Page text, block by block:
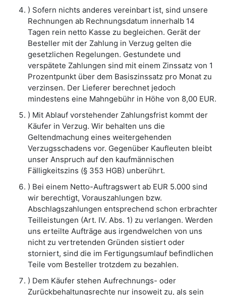
) Sofern nichts anderes vereinbart ist, sind unsere
Rechnungen ab Rechnungsdatum innerhalb 14
Tagen rein netto Kasse zu begleichen. Gerät der
Besteller mit der Zahlung in Verzug gelten die
gesetzlichen Regelungen. Gestundete und
verspätete Zahlungen sind mit einem Zinssatz von 1
Prozentpunkt über dem Basiszinssatz pro Monat zu
verzinsen. Der Lieferer berechnet jedoch
mindestens eine Mahngebühr in Höhe von 8,00 EUR.
) Mit Ablauf vorstehender Zahlungsfrist kommt der
Käufer in Verzug. Wir behalten uns die
Geltendmachung eines weitergehenden
Verzugsschadens vor. Gegenüber Kaufleuten bleibt
unser Anspruch auf den kaufmännischen
Fälligkeitszins (§ 353 HGB) unberührt.
) Bei einem Netto-Auftragswert ab EUR 5.000 sind
wir berechtigt, Vorauszahlungen bzw.
Abschlagszahlungen entsprechend schon erbrachter
Teilleistungen (Art. IV. Abs. 1) zu verlangen. Werden
uns erteilte Aufträge aus irgendwelchen von uns
nicht zu vertretenden Gründen sistiert oder
storniert, sind die im Fertigungsumlauf befindlichen
Teile vom Besteller trotzdem zu bezahlen.
) Dem Käufer stehen Aufrechnungs- oder
Zurückbehaltungsrechte nur insoweit zu, als sein